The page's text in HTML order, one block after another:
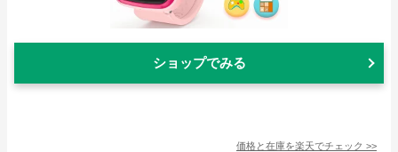
ショップでみる
価格と在庫を楽天でチェック >>